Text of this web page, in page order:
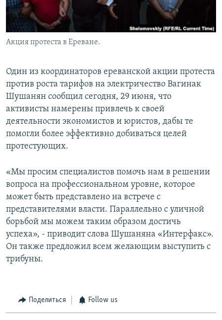
Акция протеста в Ереване.
Один из координаторов ереванской акции протеста
против роста тарифов на электричество Вагинак
Шушанян сообщил сегодня, 29 июня, что
активисты намерены привлечь к своей
деятельности экономистов и юристов, дабы те
помогли более эффективно добиваться целей
протестующих.
«Мы просим специалистов помочь нам в решении
вопроса на профессиональном уровне, которое
может быть представлено на встрече с
представителями власти. Параллельно с уличной
борьбой мы можем таким образом достичь
успеха», - приводит слова Шушаняна «Интерфакс».
Он также предложил всем желающим выступить с
трибуны.
Поделиться Follow us